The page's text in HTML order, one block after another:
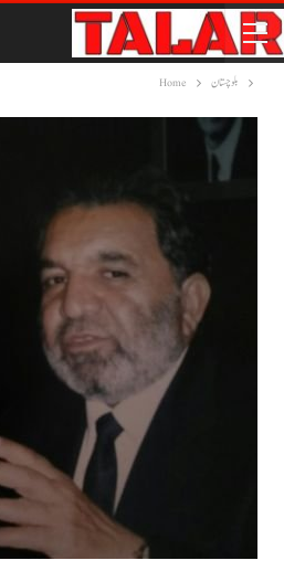
Home بلوچستان